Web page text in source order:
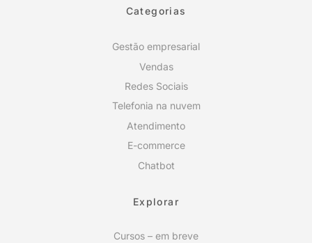
Categorias
Gestão empresarial
Vendas
Redes Sociais
Telefonia na nuvem
Atendimento
E-commerce
Chatbot
Explorar
Cursos – em breve